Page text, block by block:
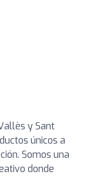
y Sant
únicos a
Somos una
donde